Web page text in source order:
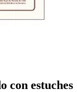
con estuches